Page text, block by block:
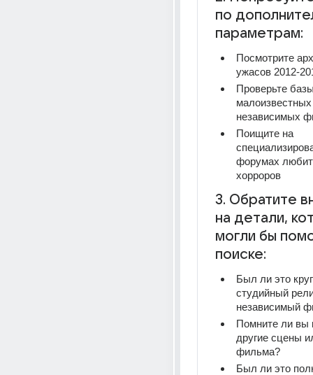
по
параметрам:
Посмотрите
ужасов 2012-
Проверьте
независимых
Поищите на
форумах
хорроров
3. Обратите
на детали,
могли бы
поиске:
Был ли это
студийный
независимый
Помните ли вы
другие сцены
фильма?
Был ли это